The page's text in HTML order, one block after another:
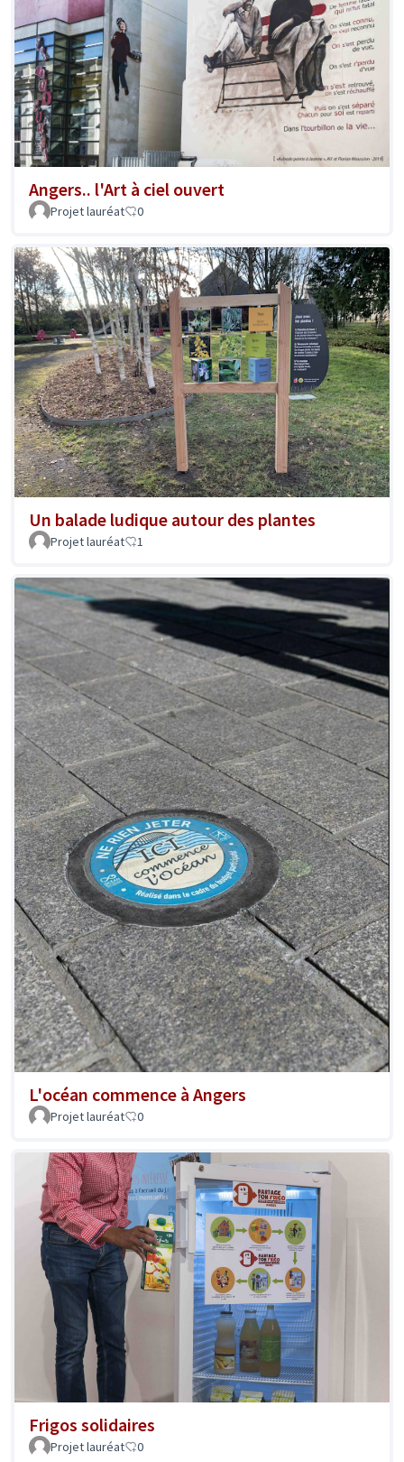
Angers.. l'Art à ciel ouvert
Projet lauréat 0
Un balade ludique autour des plantes
Projet lauréat 1
L'océan commence à Angers
Projet lauréat 0
Frigos solidaires
Projet lauréat 0